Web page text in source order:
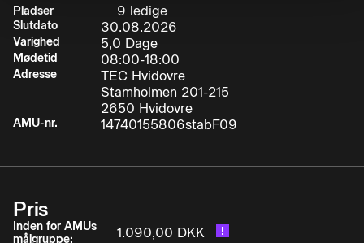
Deltageren kan efter endt uddannelse føre og
betjene minimum fire forskellige typer
selvkørende gaffelstablere med forskellig
opbygning og udstyr efter gældende
sikkerhedsbestemmelser ved transport af
varierede godstyper i reolgange, snævre rum og
lagerhaller i overensstemmelse med
• Foretage korrekt stuvning, optagning og
afsætning af forskelligt gods i forskellige højder i
Pladser 9 ledige
Slutdato 30.08.2026
Varighed 5,0 Dage
Mødetid 08:00-18:00
Adresse
TEC Hvidovre
Stamholmen 201-215
2650 Hvidovre
AMU-nr. 14740155806stabF09
Pris
Inden for AMUs
målgruppe:
1.090,00 DKK